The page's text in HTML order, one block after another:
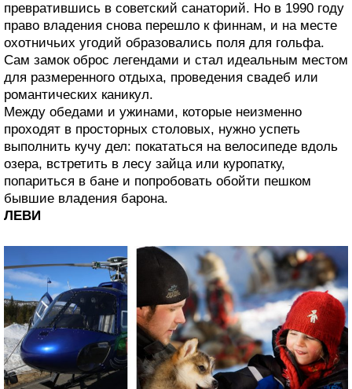
превратившись в советский санаторий. Но в 1990 году
право владения снова перешло к финнам, и на месте
охотничьих угодий образовались поля для гольфа.
Сам замок оброс легендами и стал идеальным местом
для размеренного отдыха, проведения свадеб или
романтических каникул.
Между обедами и ужинами, которые неизменно
проходят в просторных столовых, нужно успеть
выполнить кучу дел: покататься на велосипеде вдоль
озера, встретить в лесу зайца или куропатку,
попариться в бане и попробовать обойти пешком
бывшие владения барона.
ЛЕВИ